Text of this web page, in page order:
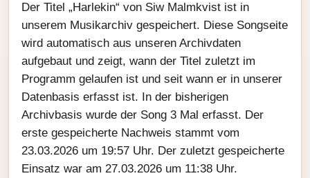
Der Titel „Harlekin“ von Siw Malmkvist ist in
unserem Musikarchiv gespeichert. Diese Songseite
wird automatisch aus unseren Archivdaten
aufgebaut und zeigt, wann der Titel zuletzt im
Programm gelaufen ist und seit wann er in unserer
Datenbasis erfasst ist. In der bisherigen
Archivbasis wurde der Song 3 Mal erfasst. Der
erste gespeicherte Nachweis stammt vom
23.03.2026 um 19:57 Uhr. Der zuletzt gespeicherte
Einsatz war am 27.03.2026 um 11:38 Uhr.